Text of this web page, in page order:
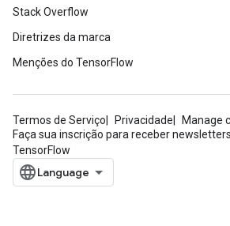
Stack Overflow
Diretrizes da marca
Menções do TensorFlow
Termos de Serviço Privacidade
Manage
Faça sua inscrição para receber
TensorFlow